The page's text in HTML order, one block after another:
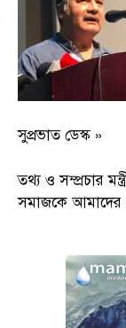
সুপ্রভাত ডেস্ক »
তথ্য ও সম্প্রচার
সমাজকে আমাদের